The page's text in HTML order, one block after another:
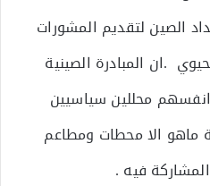
الصين لتقديم المشورات
.ان المبادرة الصينية
محللين سياسيين
ماهو الا محطات ومطاعم
فيه .